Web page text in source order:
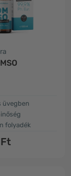
üvegben
folyadék